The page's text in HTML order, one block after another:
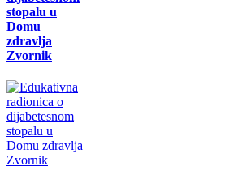
stopalu u
Domu
zdravlja
Zvornik